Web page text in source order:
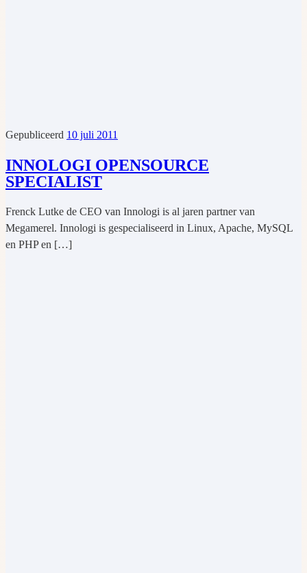
Gepubliceerd 10 juli 2011
INNOLOGI OPENSOURCE
SPECIALIST
Frenck Lutke de CEO van Innologi is al jaren partner van
Megamerel. Innologi is gespecialiseerd in Linux, Apache, MySQL
en PHP en […]